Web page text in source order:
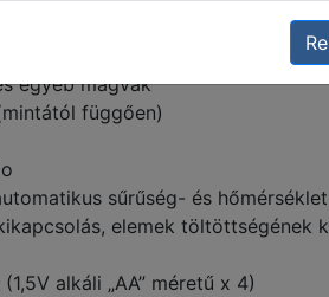
egyéb magvak
függően)
sűrűség- és
elemek töltöttségének
alkáli „AA” méretű x 4)